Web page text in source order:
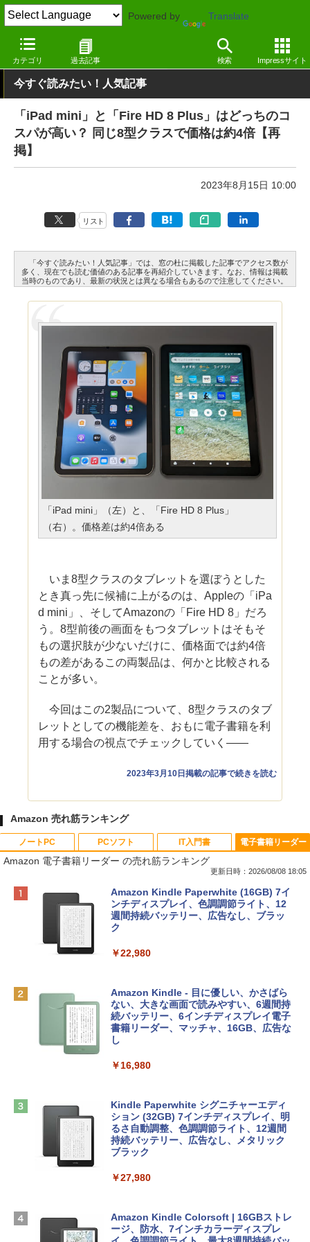
Powered by Translate
カテゴリ 過去記事 検索 Impressサイト
窓の杜 その他の話題
今すぐ読みたい！人気記事
「iPad mini」と「Fire HD 8 Plus」はどっちのコ
スパが高い？ 同じ8型クラスで価格は約4倍【再
掲】
2023年8月15日 10:00
リスト
「今すぐ読みたい！人気記事」では、窓の杜に掲載した記事でアクセス数が
多く、現在でも読む価値のある記事を再紹介していきます。なお、情報は掲載
当時のものであり、最新の状況とは異なる場合もあるので注意してください。
「iPad mini」（左）と、「Fire HD 8 Plus」
（右）。価格差は約4倍ある
いま8型クラスのタブレットを選ぼうとした
とき真っ先に候補に上がるのは、Appleの「iPa
d mini」、そしてAmazonの「Fire HD 8」だろ
う。8型前後の画面をもつタブレットはそもそ
もの選択肢が少ないだけに、価格面では約4倍
もの差があるこの両製品は、何かと比較される
ことが多い。
今回はこの2製品について、8型クラスのタブ
レットとしての機能差を、おもに電子書籍を利
用する場合の視点でチェックしていく――
2023年3月10日掲載の記事で続きを読む
Amazon 売れ筋ランキング
ノートPC
Apple 2026 MacBook Neo A18 Proチッ
プ搭載13インチノートブック：AIとAppl
e Intelligenceのために設計、Liquid Ret
inaディスプレイ、8GBユニファイドメモ
eTime HDカメラ、Touch ID - シルバー
tomtoc 360°保護 15.6 16インチ パソコ
ンケース Dell NEC Lavie ASUS HP dyna
book Lenovo対応
￥2,952
Apple 2026 MacBook Air M5チップ搭載
13インチノートブック：AIとApple Intell
igence、13.6インチLiquid Retinaディ
スプレイ、16GBユニファイドメモリ、1
TB SSDストレージ、12MPセンターフレ
D - ミッドナイト
PCソフト
Robloxギフトカード - 800 Robux 【限
定バーチャルアイテムを含む】 【オンラ
インゲームコード】 ロブロックス | オン
ラインコード版
￥1,300
Robloxギフトカード - 1000 Robux 【限
定バーチャルアイテムを含む】 【オンラ
インゲームコード】 ロブロックス |オン
ラインコード版
4(最新 永続版)|オンラインコード版|Wind
ows11、10/mac対応|PC2台
￥39,582
Robloxギフトカード - 2,000 Robux 【限
ラインコード版
IT入門書
生成AIパスポート公式テキスト 第４版
￥1,766
出す プロンプトの言葉 AI画像生成シリー
ズ (はぴーイラストLabo)
￥480
ClaudeCode いちばんやさしい 教科書:
にもKindle出版にも！ 非エンジニアのた
めのAIコーディング入門シリーズ
￥99
1冊ですべて身につくHTML & CSSとWe
￥1,292
電子書籍リーダー
Amazon 電子書籍リーダー の売れ筋ランキング
更新日時：2026/08/08 18:05
Amazon Kindle Paperwhite (16GB) 7イ
ンチディスプレイ、色調調節ライト、12
週間持続バッテリー、広告なし、ブラッ
ク
￥22,980
Amazon Kindle - 目に優しい、かさばら
ない、大きな画面で読みやすい、6週間持
続バッテリー、6インチディスプレイ電子
書籍リーダー、マッチャ、16GB、広告な
し
￥16,980
Kindle Paperwhite シグニチャーエディ
ション (32GB) 7インチディスプレイ、明
るさ自動調整、色調調節ライト、12週間
持続バッテリー、広告なし、メタリック
ブラック
￥27,980
Amazon Kindle Colorsoft | 16GBストレ
ージ、防水、7インチカラーディスプレ